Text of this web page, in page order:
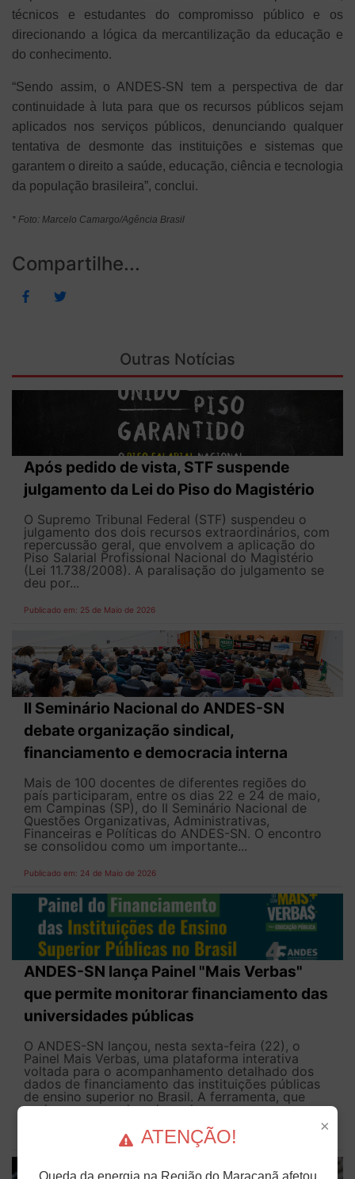
técnicos e estudantes do compromisso público e os
direcionando a lógica da mercantilização da educação e
do conhecimento.
“Sendo assim, o ANDES-SN tem a perspectiva de dar
continuidade à luta para que os recursos públicos sejam
aplicados nos serviços públicos, denunciando qualquer
tentativa de desmonte das instituições e sistemas que
garantem o direito a saúde, educação, ciência e tecnologia
da população brasileira”, conclui.
* Foto: Marcelo Camargo/Agência Brasil
Compartilhe...
Outras Notícias
Após pedido de vista, STF suspende
julgamento da Lei do Piso do Magistério
O Supremo Tribunal Federal (STF) suspendeu o
julgamento dos dois recursos extraordinários, com
repercussão geral, que envolvem a aplicação do
Piso Salarial Profissional Nacional do Magistério
(Lei 11.738/2008). A paralisação do julgamento se
deu por...
Publicado em: 25 de Maio de 2026
II Seminário Nacional do ANDES-SN
debate organização sindical,
financiamento e democracia interna
Mais de 100 docentes de diferentes regiões do
país participaram, entre os dias 22 e 24 de maio,
em Campinas (SP), do II Seminário Nacional de
Questões Organizativas, Administrativas,
Financeiras e Políticas do ANDES-SN. O encontro
se consolidou como um importante...
Publicado em: 24 de Maio de 2026
ANDES-SN lança Painel "Mais Verbas"
que permite monitorar financiamento das
universidades públicas
O ANDES-SN lançou, nesta sexta-feira (22), o
Painel Mais Verbas, uma plataforma interativa
voltada para o acompanhamento detalhado dos
dados de financiamento das instituições públicas
de ensino superior no Brasil. A ferramenta, que
pode ser acessada pelo endereço...
Publicado em: 22 de Maio de 2026
×
ATENÇÃO!
Queda da energia na Região do Maracanã afetou